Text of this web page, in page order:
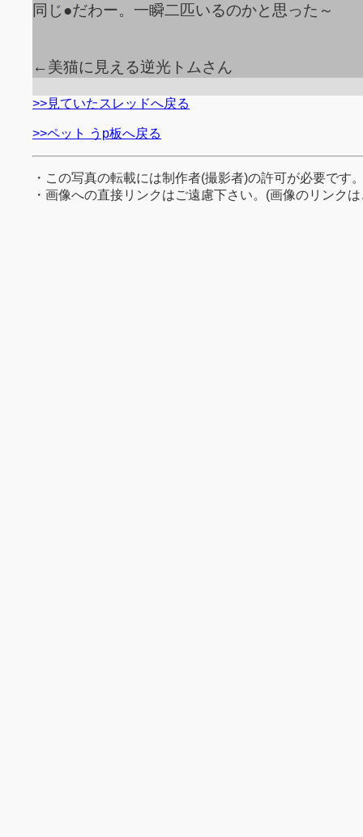
同じ●だわー。一瞬二匹いるのかと思った～
←美猫に見える逆光トムさん
>>見ていたスレッドへ戻る
>>ペット うp板へ戻る
・この写真の転載には制作者(撮影者)の許可が必要です
・画像への直接リンクはご遠慮下さい。(画像のリンク